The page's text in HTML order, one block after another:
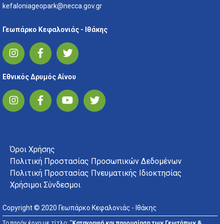
kefaloniageopark@necca.gov.gr
Γεωπάρκο Κεφαλονιάς - Ιθάκης
Εθνικός Δρυμός Αίνου
FOOTER MENU
Όροι Χρήσης
Πολιτική Προστασίας Προσωπικών Δεδομένων
Πολιτική Προστασίας Πνευματικής Ιδιοκτησίας
Χρήσιμοι Σύνδεσμοι
Copyright © 2020 Γεωπάρκο Κεφαλονιάς - Ιθάκης